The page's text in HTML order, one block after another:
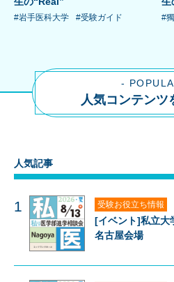
#岩手医科大学 #受験ガイド #
-
人気コンテンツ
人気記事
1 受験お役立ち情報
[イベント]私立大
名古屋会場